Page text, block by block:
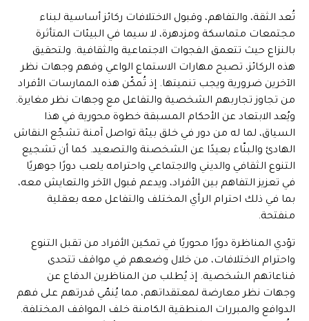
تُعد الثقة، والتفاهم، وقبول الاختلافات ركائز أساسية لبناء
مجتمعات متماسكة ومزدهرة، لا سيما في البيئات المتأثرة
بالنزاع حيث تتعمق الفجوات الاجتماعية والثقافية. ولتحقيق
هذه الركائز، تصبح مهارات الاستماع الواعي وفهم وجهات نظر
الآخرين ضرورية ويجب تنميتها. إذ تُمكّن هذه الممارسات الأفراد
من تجاوز تجاربهم الشخصية والتفاعل مع وجهات نظر مغايرة.
ويُعد الابتعاد عن الأحكام المسبقة خطوة محورية في هذا
السياق، لما له من دور في خلق بيئة تواصل آمنة تشجّع النقاش
الهادئ والبنّاء بعيدًا عن الشخصنة والتصعيد. كما أن تشجيع
التنوع الثقافي والديني والاجتماعي واحترامه يلعب دورًا جوهريًا
في تعزيز التفاهم بين الأفراد، ويدعم قبول الآخر والتعايش معه،
بما في ذلك احترام الرأي المختلف والتفاعل معه بعقلية
منفتحة.
تؤدي المناظرة دورًا محوريًا في تمكين الأفراد من تقبل التنوع
واحترام الاختلافات، من خلال وضعهم في مواقف تتحدى
قناعاتهم الشخصية. إذ يُطلب من المناظرين الدفاع عن
وجهات نظر معارضة لمعتقداتهم، مما يُنمّي قدرتهم على فهم
الدوافع والمبررات المنطقية الكامنة خلف المواقف المختلفة.